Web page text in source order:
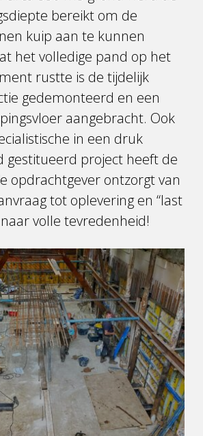
bereikt om de
kuip aan te kunnen
het volledige pand op het
rustte is de tijdelijk
gedemonteerd en een
aangebracht. Ook
in een druk
gestitueerd project heeft de
opdrachtgever ontzorgt van
tot oplevering en “last
volle tevredenheid!